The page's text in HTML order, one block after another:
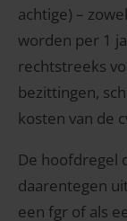
achtige) –
worden per 1
rechtstreeks
bezittingen,
kosten van de
De hoofdregel
daarentegen
een fgr of als